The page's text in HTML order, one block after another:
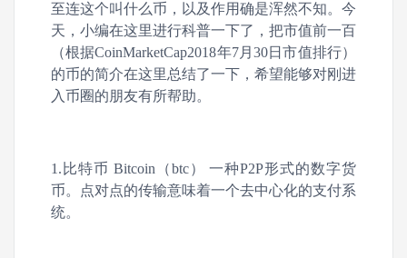
至连这个叫什么币，以及作用确是浑然不知。今
天，小编在这里进行科普一下了，把市值前一百
（根据CoinMarketCap2018年7月30日市值排行）
的币的简介在这里总结了一下，希望能够对刚进
入币圈的朋友有所帮助。
1.比特币 Bitcoin（btc） 一种P2P形式的数字货
币。点对点的传输意味着一个去中心化的支付系
统。